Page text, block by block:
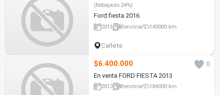
(Rebajado 24%)
Ford fiesta 2016
2016 Bencina 140000 km
Cañete
$6.400.000
0
En venta FORD FIESTA 2013
2013 Bencina 184000 km